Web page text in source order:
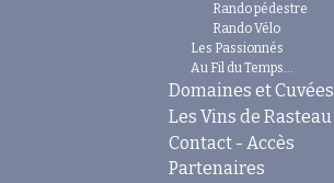
Rando pédestre
Rando Vélo
Les Passionnés
Au Fil du Temps...
Domaines et Cuvées
Les Vins de Rasteau
Contact - Accès
Partenaires